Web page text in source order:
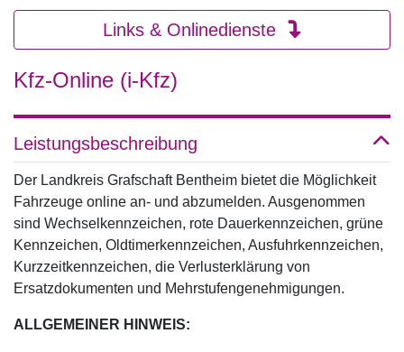
Links & Onlinedienste
Kfz-Online (i-Kfz)
Leistungsbeschreibung
Der Landkreis Grafschaft Bentheim bietet die Möglichkeit
Fahrzeuge online an- und abzumelden. Ausgenommen
sind Wechselkennzeichen, rote Dauerkennzeichen, grüne
Kennzeichen, Oldtimerkennzeichen, Ausfuhrkennzeichen,
Kurzzeitkennzeichen, die Verlusterklärung von
Ersatzdokumenten und Mehrstufengenehmigungen.
ALLGEMEINER HINWEIS: